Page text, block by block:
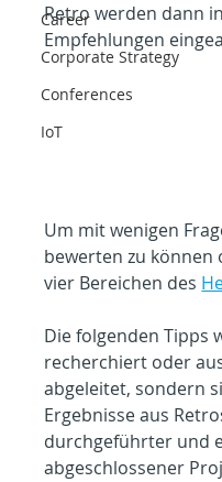
Career
Corporate Strategy
Conferences
IoT
Retro werden dann
Empfehlungen
Um mit wenigen
bewerten zu
vier Bereichen des
Die folgenden Tipps
recherchiert oder
abgeleitet, sondern
Ergebnisse aus
durchgeführter und
abgeschlossener